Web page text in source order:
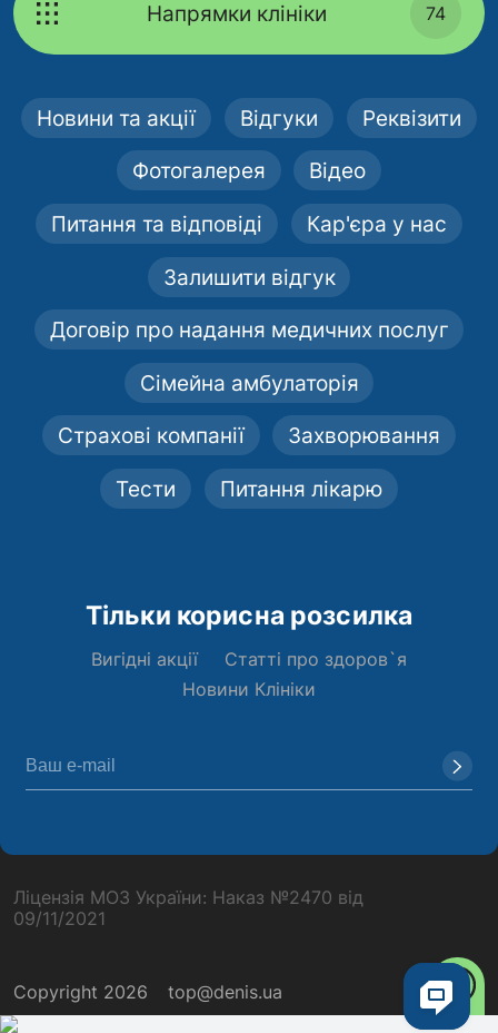
Напрямки клініки 74
Новини та акції Відгуки Реквізити
Фотогалерея Відео
Питання та відповіді Кар'єра у нас
Залишити відгук
Договір про надання медичних послуг
Сімейна амбулаторія
Страхові компанії Захворювання
Тести Питання лікарю
Тільки корисна розсилка
Вигідні акції
Статті про здоров`я
Новини Клініки
Copyright 2026 top@denis.ua
Ліцензія МОЗ України: Наказ №2470 від
09/11/2021